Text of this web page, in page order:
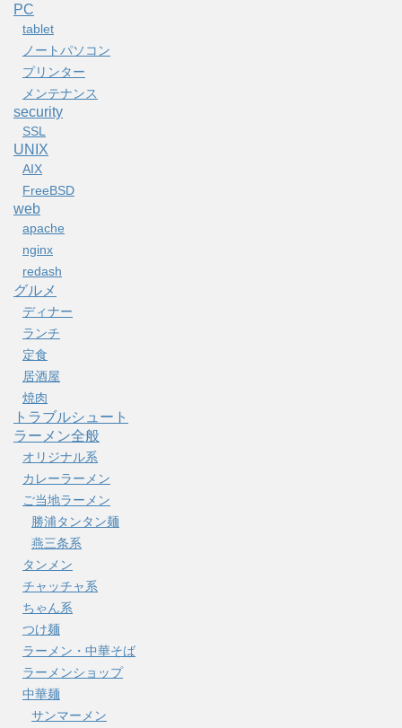
PC
tablet
ノートパソコン
プリンター
メンテナンス
security
SSL
UNIX
AIX
FreeBSD
web
apache
nginx
redash
グルメ
ディナー
ランチ
定食
居酒屋
焼肉
トラブルシュート
ラーメン全般
オリジナル系
カレーラーメン
ご当地ラーメン
勝浦タンタン麺
燕三条系
タンメン
チャッチャ系
ちゃん系
つけ麺
ラーメン・中華そば
ラーメンショップ
中華麺
サンマーメン